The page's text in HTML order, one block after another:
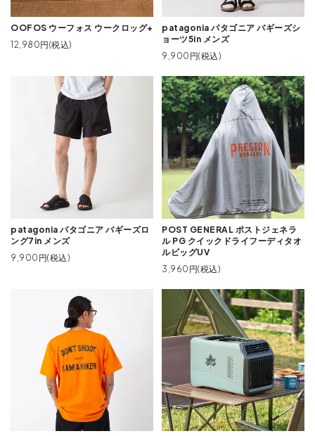
OOFOS ウーフォス ウークロッグ+
12,980円(税込)
patagonia パタゴニア バギーズシ
ョーツ5in メンズ
9,900円(税込)
patagonia パタゴニア バギーズロ
ング7in メンズ
9,900円(税込)
POST GENERAL ポストジェネラ
ル PG クイックドライフーディタオ
ルビッグUV
3,960円(税込)